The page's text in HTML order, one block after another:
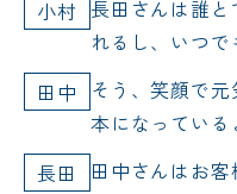
小村 長田さんは誰と
れるし、いつで
田中
そう、笑顔で
本になっている
長田
田中さんはお客